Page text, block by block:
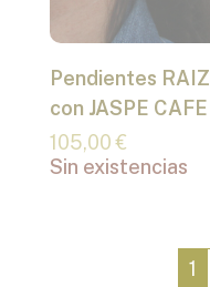
Pendientes RAIZ
con JASPE CAFE
105,00€
Sin existencias
1